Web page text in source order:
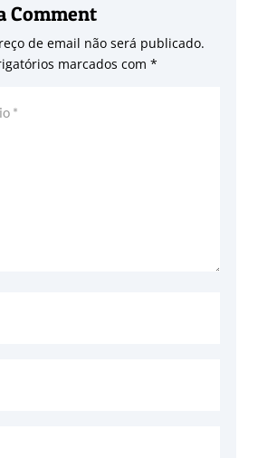
Comment
de email não será publicado.
marcados com *